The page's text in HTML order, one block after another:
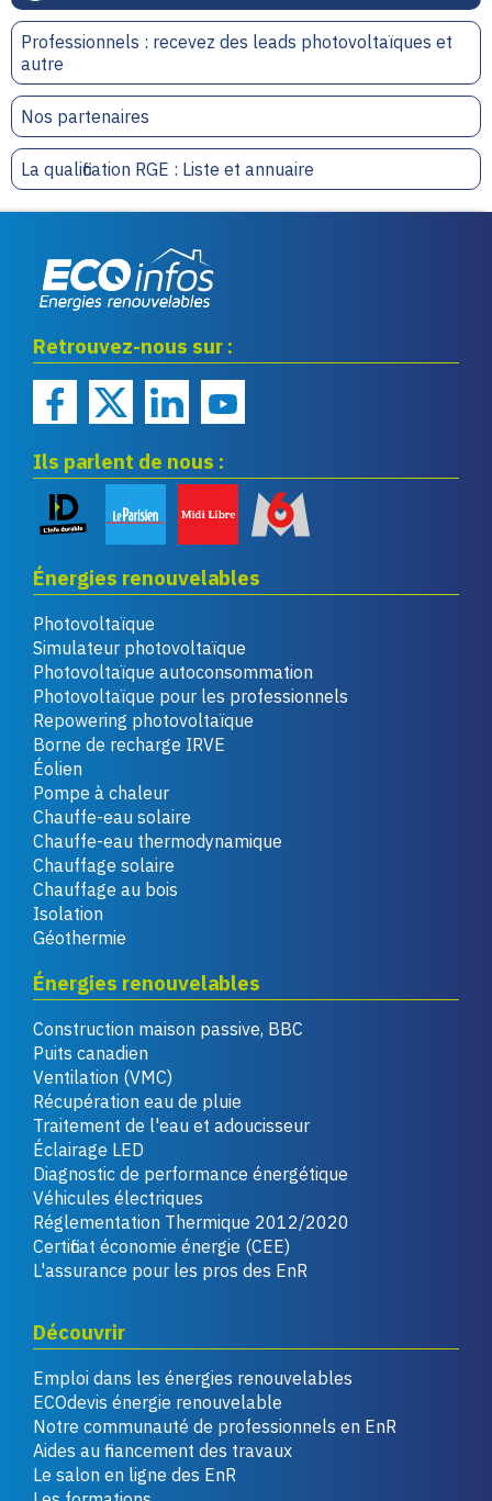
Professionnels : recevez des leads photovoltaïques et
autre
Nos partenaires
La qualification RGE : Liste et annuaire
renouvelables
Retrouvez-nous sur :
Ils parlent de nous :
Énergies renouvelables
Photovoltaïque
Simulateur photovoltaïque
Photovoltaïque autoconsommation
Photovoltaïque pour les professionnels
Repowering photovoltaïque
Borne de recharge IRVE
Éolien
Pompe à chaleur
Chauffe-eau solaire
Chauffe-eau thermodynamique
Chauffage solaire
Chauffage au bois
Isolation
Géothermie
Énergies renouvelables
Construction maison passive, BBC
Puits canadien
Ventilation (VMC)
Récupération eau de pluie
Traitement de l'eau et adoucisseur
Éclairage LED
Diagnostic de performance énergétique
Véhicules électriques
Réglementation Thermique 2012/2020
Certificat économie énergie (CEE)
L'assurance pour les pros des EnR
Découvrir
Emploi dans les énergies renouvelables
ECOdevis énergie renouvelable
Notre communauté de professionnels en EnR
Aides au financement des travaux
Le salon en ligne des EnR